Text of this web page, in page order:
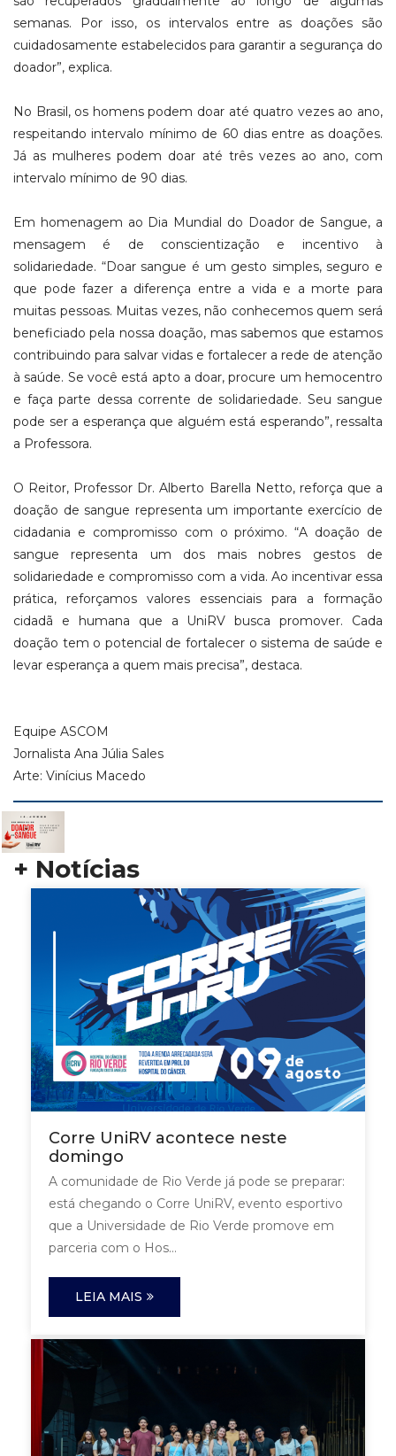
semanas. Por isso, os intervalos entre as doações são
cuidadosamente estabelecidos para garantir a segurança do
doador”, explica.
No Brasil, os homens podem doar até quatro vezes ao ano,
respeitando intervalo mínimo de 60 dias entre as doações.
Já as mulheres podem doar até três vezes ao ano, com
intervalo mínimo de 90 dias.
Em homenagem ao Dia Mundial do Doador de Sangue, a
mensagem é de conscientização e incentivo à
solidariedade. “Doar sangue é um gesto simples, seguro e
que pode fazer a diferença entre a vida e a morte para
muitas pessoas. Muitas vezes, não conhecemos quem será
beneficiado pela nossa doação, mas sabemos que estamos
contribuindo para salvar vidas e fortalecer a rede de atenção
à saúde. Se você está apto a doar, procure um hemocentro
e faça parte dessa corrente de solidariedade. Seu sangue
pode ser a esperança que alguém está esperando”, ressalta
a Professora.
O Reitor, Professor Dr. Alberto Barella Netto, reforça que a
doação de sangue representa um importante exercício de
cidadania e compromisso com o próximo. “A doação de
sangue representa um dos mais nobres gestos de
solidariedade e compromisso com a vida. Ao incentivar essa
prática, reforçamos valores essenciais para a formação
cidadã e humana que a UniRV busca promover. Cada
doação tem o potencial de fortalecer o sistema de saúde e
levar esperança a quem mais precisa”, destaca.
Equipe ASCOM
Jornalista Ana Júlia Sales
Arte: Vinícius Macedo
+ Notícias
Corre UniRV acontece neste
domingo
A comunidade de Rio Verde já pode se preparar:
está chegando o Corre UniRV, evento esportivo
que a Universidade de Rio Verde promove em
parceria com o Hos...
LEIA MAIS